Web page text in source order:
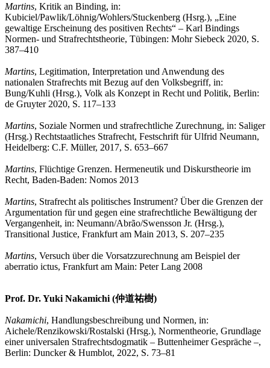
Martins, Kritik an Binding, in:
Kubiciel/Pawlik/Löhnig/Wohlers/Stuckenberg (Hsrg.), „Eine
gewaltige Erscheinung des positiven Rechts“ – Karl Bindings
Normen- und Strafrechtstheorie, Tübingen: Mohr Siebeck 2020, S.
387–410
Martins, Legitimation, Interpretation und Anwendung des
nationalen Strafrechts mit Bezug auf den Volksbegriff, in:
Bung/Kuhli (Hrsg.), Volk als Konzept in Recht und Politik, Berlin:
de Gruyter 2020, S. 117–133
Martins, Soziale Normen und strafrechtliche Zurechnung, in: Saliger
(Hrsg.) Rechtstaatliches Strafrecht, Festschrift für Ulfrid Neumann,
Heidelberg: C.F. Müller, 2017, S. 653–667
Martins, Flüchtige Grenzen. Hermeneutik und Diskurstheorie im
Recht, Baden-Baden: Nomos 2013
Martins, Strafrecht als politisches Instrument? Über die Grenzen der
Argumentation für und gegen eine strafrechtliche Bewältigung der
Vergangenheit, in: Neumann/Abrão/Swensson Jr. (Hrsg.),
Transitional Justice, Frankfurt am Main 2013, S. 207–235
Martins, Versuch über die Vorsatzzurechnung am Beispiel der
aberratio ictus, Frankfurt am Main: Peter Lang 2008
Prof. Dr. Yuki Nakamichi (仲道祐樹)
Nakamichi, Handlungsbeschreibung und Normen, in:
Aichele/Renzikowski/Rostalski (Hrsg.), Normentheorie, Grundlage
einer universalen Strafrechtsdogmatik – Buttenheimer Gespräche –,
Berlin: Duncker & Humblot, 2022, S. 73–81